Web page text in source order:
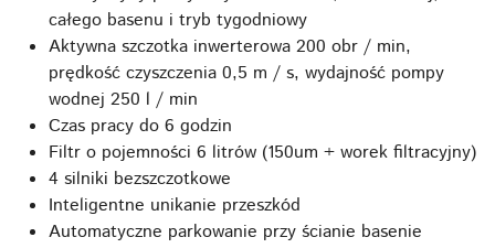
całego basenu i tryb tygodniowy
Aktywna szczotka inwerterowa 200 obr / min,
prędkość czyszczenia 0,5 m / s, wydajność pompy
wodnej 250 l / min
Czas pracy do 6 godzin
Filtr o pojemności 6 litrów (150um + worek filtracyjny)
4 silniki bezszczotkowe
Inteligentne unikanie przeszkód
Automatyczne parkowanie przy ścianie basenie